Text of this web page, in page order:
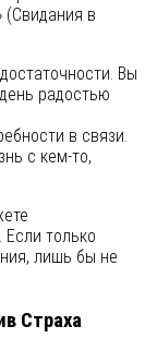
(Свидания в
Вы
радостью
в связи.
с кем-то,
Если только
лишь бы не
Страха